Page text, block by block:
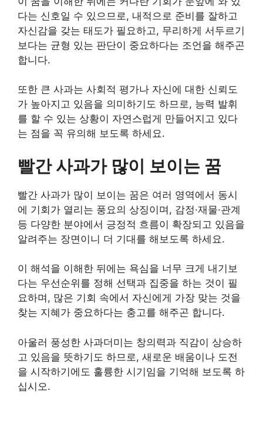
다는 신호일 수 있으므로, 내적으로 준비를 잘하고
자신감을 갖는 태도가 필요하고, 무리하게 서두르기
보다는 균형 있는 판단이 중요하다는 조언을 해주곤
합니다.
또한 큰 사과는 사회적 평가나 자신에 대한 신뢰도
가 높아지고 있음을 의미하기도 하므로, 능력 발휘
를 할 수 있는 상황이 자연스럽게 만들어지고 있다
는 점을 꼭 유의해 보도록 하세요.
빨간 사과가 많이 보이는 꿈
빨간 사과가 많이 보이는 꿈은 여러 영역에서 동시
에 기회가 열리는 풍요의 상징이며, 감정·재물·관계
등 다양한 분야에서 긍정적 흐름이 확장되고 있음을
알려주는 장면이니 더 기대를 해보도록 하세요.
이 해석을 이해한 뒤에는 욕심을 너무 크게 내기보
다는 우선순위를 정해 선택과 집중을 하는 것이 필
요하며, 많은 기회 속에서 자신에게 가장 맞는 것을
찾는 지혜가 중요하다는 충고를 해주곤 합니다.
아울러 풍성한 사과더미는 창의력과 직감이 상승하
고 있음을 뜻하기도 하므로, 새로운 배움이나 도전
을 시작하기에도 훌륭한 시기임을 기억해 보도록 하
십시오.